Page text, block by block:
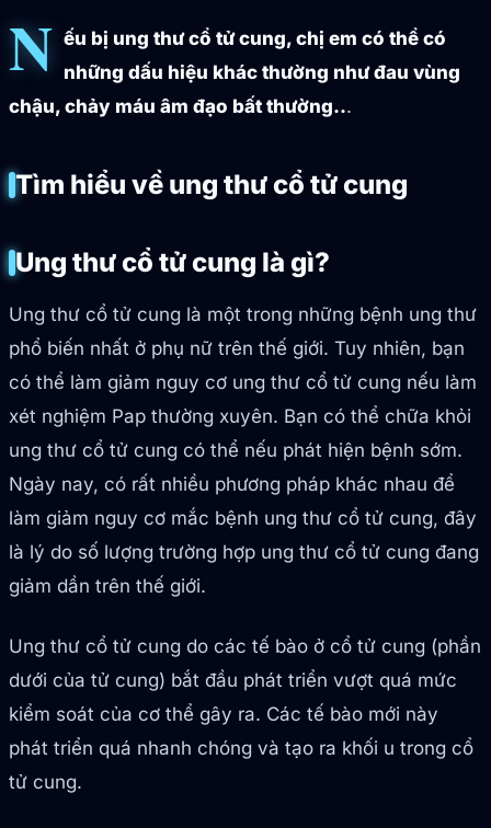
N ếu bị ung thư cổ tử cung, chị em có thể có
những dấu hiệu khác thường như đau vùng
chậu, chảy máu âm đạo bất thường...
Tìm hiểu về ung thư cổ tử cung
Ung thư cổ tử cung là gì?
Ung thư cổ tử cung là một trong những bệnh ung thư
phổ biến nhất ở phụ nữ trên thế giới. Tuy nhiên, bạn
có thể làm giảm nguy cơ ung thư cổ tử cung nếu làm
xét nghiệm Pap thường xuyên. Bạn có thể chữa khỏi
ung thư cổ tử cung có thể nếu phát hiện bệnh sớm.
Ngày nay, có rất nhiều phương pháp khác nhau để
làm giảm nguy cơ mắc bệnh ung thư cổ tử cung, đây
là lý do số lượng trường hợp ung thư cổ tử cung đang
giảm dần trên thế giới.
Ung thư cổ tử cung do các tế bào ở cổ tử cung (phần
dưới của tử cung) bắt đầu phát triển vượt quá mức
kiểm soát của cơ thể gây ra. Các tế bào mới này
phát triển quá nhanh chóng và tạo ra khối u trong cổ
tử cung.